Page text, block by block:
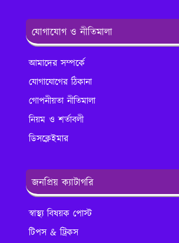
যোগাযোগ ও নীতিমালা
আমাদের সম্পর্কে
যোগাযোগের ঠিকানা
গোপনীয়তা নীতিমালা
নিয়ম ও শর্তাবলী
ডিসক্লেইমার
জনপ্রিয় ক্যাটাগরি
স্বাস্থ্য বিষয়ক পোস্ট
টিপস & ট্রিকস